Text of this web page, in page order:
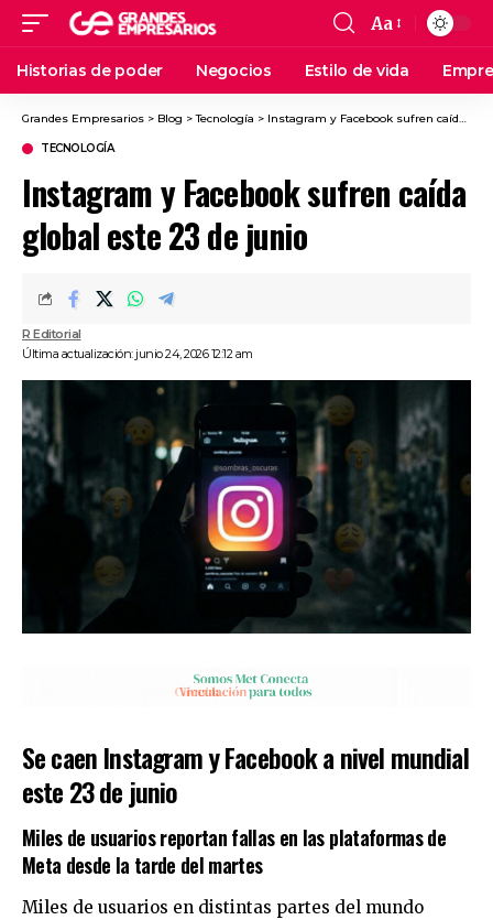
Aa
Historias de poder Negocios Estilo de vida
Grandes Empresarios > Blog >Tecnología > Instagram y Facebook sufren caída global este 23 de junio
TECNOLOGÍA
Instagram y Facebook sufren caída
global este 23 de junio
Última actualización: junio 24, 2026 12:12 am
R Editorial
Se caen Instagram y Facebook a nivel mundial
este 23 de junio
Miles de usuarios reportan fallas en las plataformas de
Meta desde la tarde del martes
Miles de usuarios en distintas partes del mundo